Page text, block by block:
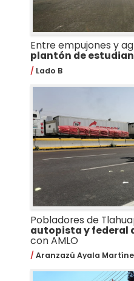
Entre empujones y
plantón de
Lado B
Pobladores de
autopista y federal
con AMLO
Aranzazú Ayala